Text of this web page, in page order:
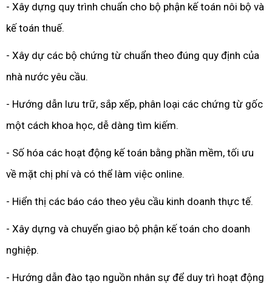
- Xây dựng quy trình chuẩn cho bộ phận kế toán nôi bộ và
kế toán thuế.
- Xây dự các bộ chứng từ chuẩn theo đúng quy định của
nhà nước yêu cầu.
- Hướng dẫn lưu trữ, sắp xếp, phân loại các chứng từ gốc
một cách khoa học, dễ dàng tìm kiếm.
- Số hóa các hoạt động kế toán bằng phần mềm, tối ưu
về mặt chị phí và có thể làm việc online.
- Hiển thị các báo cáo theo yêu cầu kinh doanh thực tế.
- Xây dựng và chuyển giao bộ phận kế toán cho doanh
nghiệp.
- Hướng dẫn đào tạo nguồn nhân sự để duy trì hoạt động